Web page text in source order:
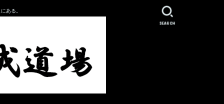
ある。
SEARCH